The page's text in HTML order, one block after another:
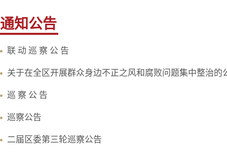
通知公告
联 动 巡 察 公 告
关于在全区开展群众身边不正之风和腐败问题集中整治的
巡 察 公 告
巡察公告
二届区委第三轮巡察公告